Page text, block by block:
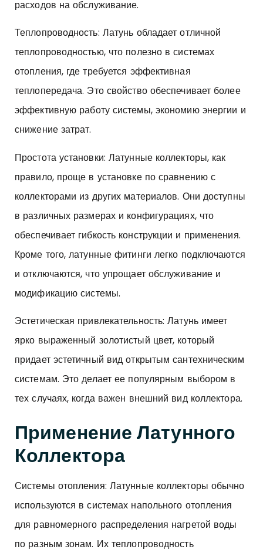
расходов на обслуживание.
Теплопроводность: Латунь обладает отличной
теплопроводностью, что полезно в системах
отопления, где требуется эффективная
теплопередача. Это свойство обеспечивает более
эффективную работу системы, экономию энергии и
снижение затрат.
Простота установки: Латунные коллекторы, как
правило, проще в установке по сравнению с
коллекторами из других материалов. Они доступны
в различных размерах и конфигурациях, что
обеспечивает гибкость конструкции и применения.
Кроме того, латунные фитинги легко подключаются
и отключаются, что упрощает обслуживание и
модификацию системы.
Эстетическая привлекательность: Латунь имеет
ярко выраженный золотистый цвет, который
придает эстетичный вид открытым сантехническим
системам. Это делает ее популярным выбором в
тех случаях, когда важен внешний вид коллектора.
Применение Латунного
Коллектора
Системы отопления: Латунные коллекторы обычно
используются в системах напольного отопления
для равномерного распределения нагретой воды
по разным зонам. Их теплопроводность